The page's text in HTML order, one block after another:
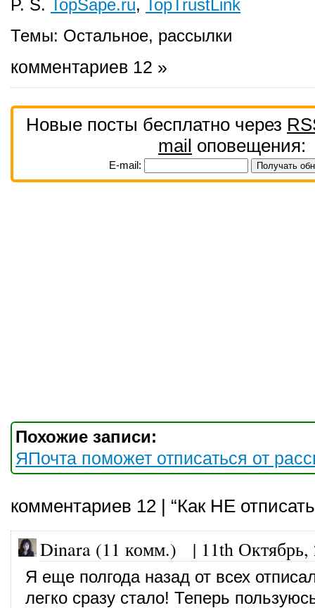
P. S. TopSape.ru,
TopTrustLink
Темы: Остальное, рассылки
комментариев 12 »
Новые посты бесплатно через
mail оповещения:
E-mail:
Похожие записи:
ЯПочта поможет отписаться от
комментариев 12 | “Как НЕ
Dinara (11 комм.) | 11th Октябрь,
Я еще полгода назад от всех
легко сразу стало! Теперь